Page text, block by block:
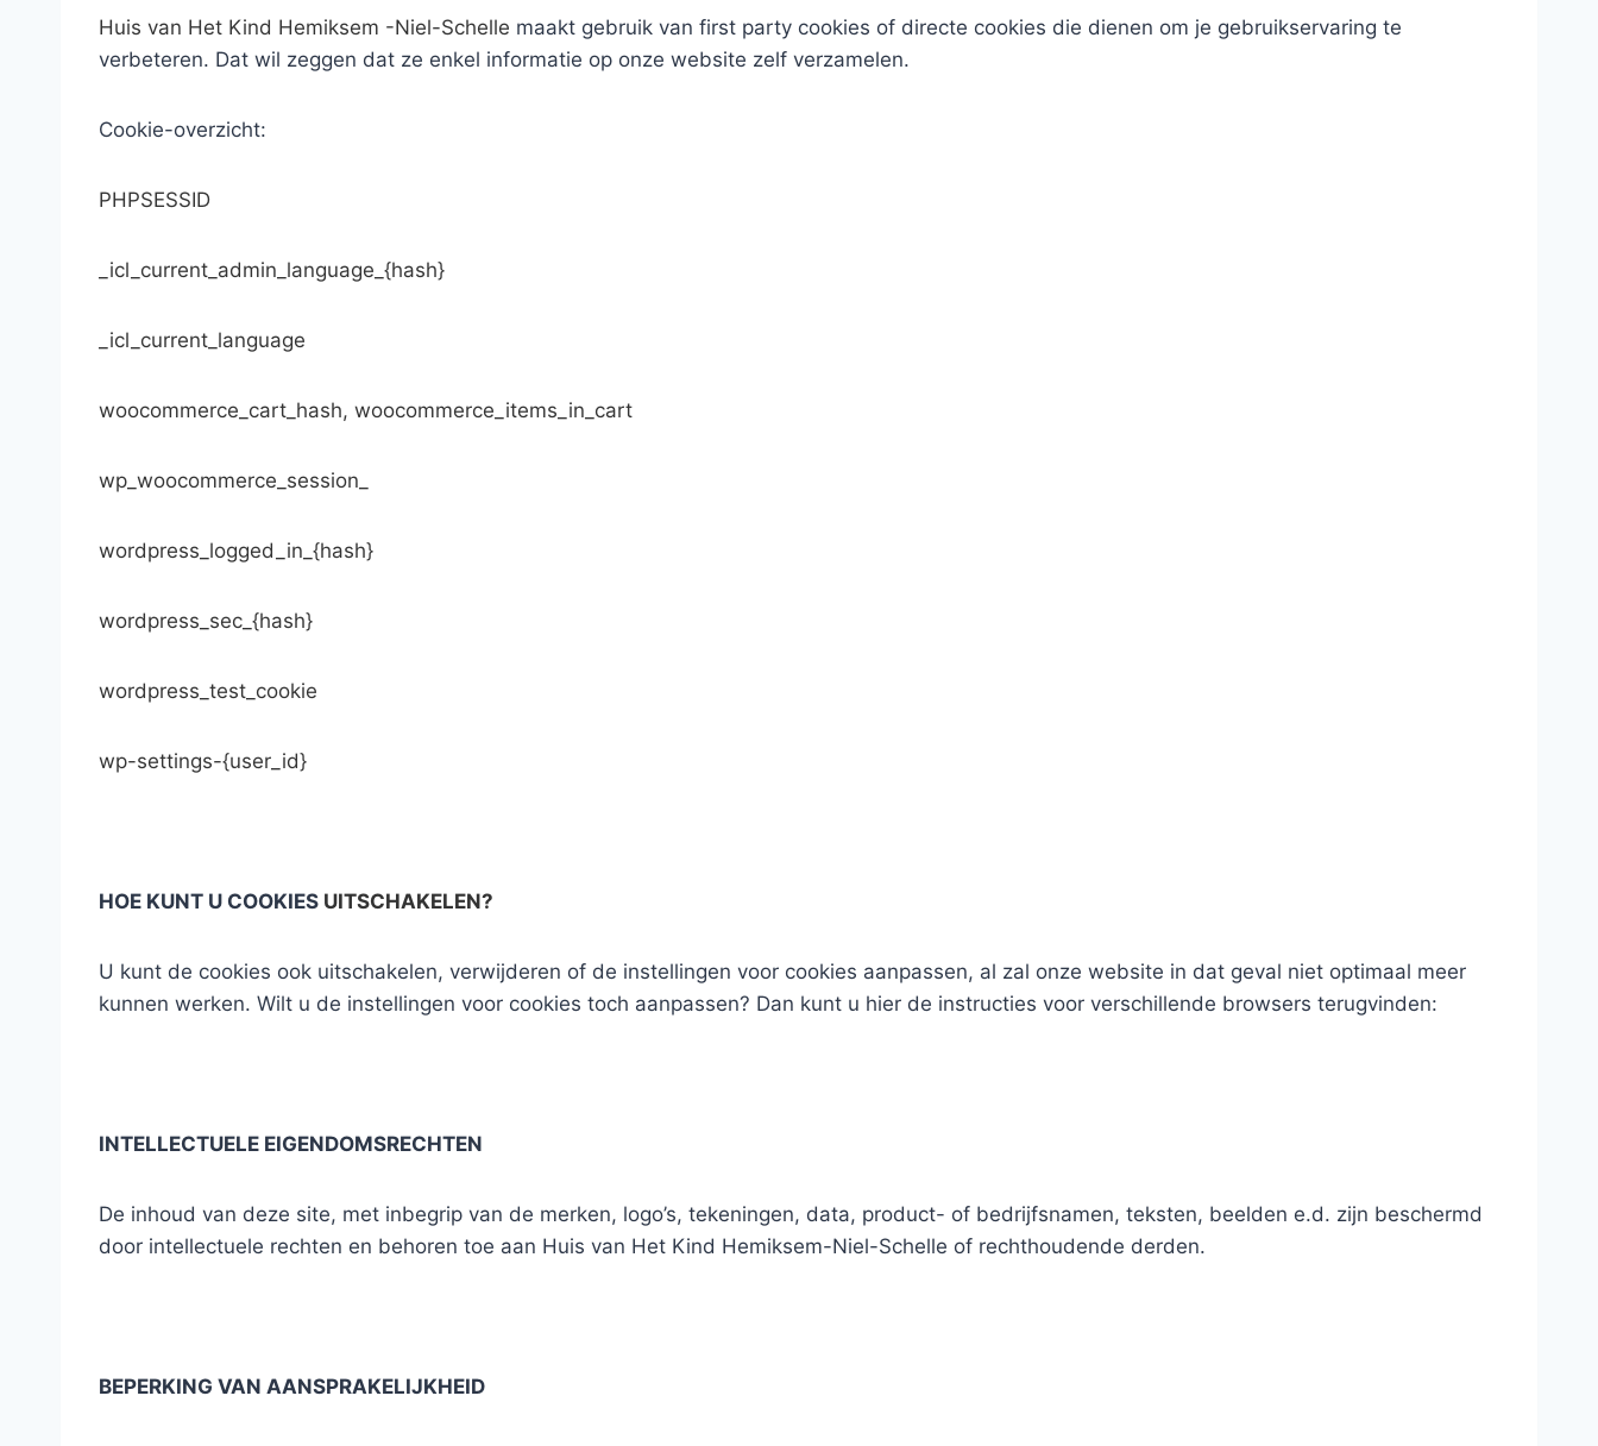
Huis van Het Kind Hemiksem -Niel-Schelle maakt gebruik van first party cookies of directe cookies die dienen om je gebruikservaring te
verbeteren. Dat wil zeggen dat ze enkel informatie op onze website zelf verzamelen.
Cookie-overzicht:
PHPSESSID​
_icl_current_admin_language_{hash}
_icl_current_language
woocommerce_cart_hash, woocommerce_items_in_cart
wp_woocommerce_session_
wordpress_logged_in_{hash}
wordpress_sec_{hash}
wordpress_test_cookie
wp-settings-{user_id}
HOE KUNT U COOKIES UITSCHAKELEN?
U kunt de cookies ook uitschakelen, verwijderen of de instellingen voor cookies aanpassen, al zal onze website in dat geval niet optimaal meer
kunnen werken. Wilt u de instellingen voor cookies toch aanpassen? Dan kunt u hier de instructies voor verschillende browsers terugvinden:
INTELLECTUELE EIGENDOMSRECHTEN
De inhoud van deze site, met inbegrip van de merken, logo’s, tekeningen, data, product- of bedrijfsnamen, teksten, beelden e.d. zijn beschermd
door intellectuele rechten en behoren toe aan Huis van Het Kind Hemiksem-Niel-Schelle of rechthoudende derden.
BEPERKING VAN AANSPRAKELIJKHEID